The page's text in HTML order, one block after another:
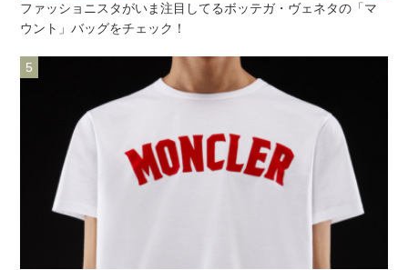
ファッショニスタがいま注目してるボッテガ・ヴェネタの「マ
ウント」バッグをチェック！